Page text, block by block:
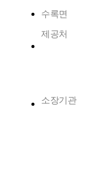
수록면
제공처
소장기관